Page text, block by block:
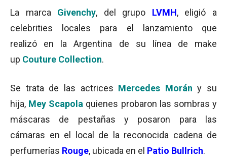
La marca Givenchy, del grupo LVMH,
eligió a
celebrities locales para el lanzamiento que
realizó en la Argentina de su línea de make
up Couture Collection.
Se trata de las actrices Mercedes Morán y su
hija, Mey Scapola quienes probaron las sombras y
máscaras de pestañas y posaron para las
cámaras en el local de la reconocida cadena de
perfumerías Rouge, ubicada en el Patio Bullrich.